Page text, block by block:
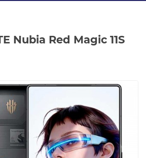
Nubia Red Magic 11S